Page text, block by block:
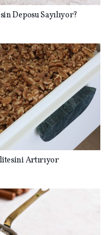
Deposu Sayılıyor?
Artırıyor